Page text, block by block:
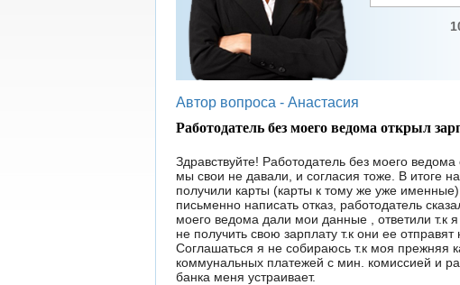
Автор вопроса - Анастасия
Работодатель без моего ведома открыл
Здравствуйте! Работодатель без моего
мы свои не давали, и согласия тоже. В итоге
получили карты (карты к тому же уже
письменно написать отказ, работодатель
моего ведома дали мои данные , ответили т.к
не получить свою зарплату т.к они ее
Соглашаться я не собираюсь т.к моя прежняя
коммунальных платежей с мин. комиссией и
банка меня устраивает.